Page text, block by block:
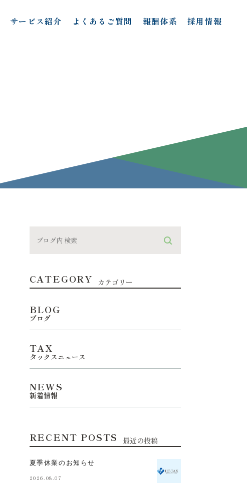
サービス紹介 よくあるご質問 報酬体系 採用情報
CATEGORY カテゴリー
BLOG
ブログ
TAX
タックスニュース
NEWS
新着情報
RECENT POSTS 最近の投稿
夏季休業のお知らせ
2026.08.07